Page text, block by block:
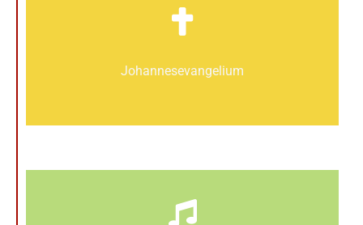
Johannes­­evangelium